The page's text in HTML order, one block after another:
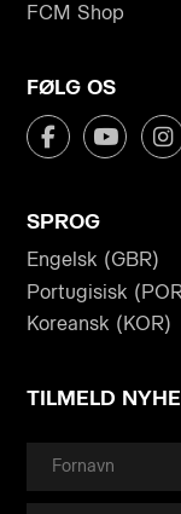
FCM Shop
FØLG OS
SPROG
Engelsk (GBR)
Portugisisk
Koreansk (KOR)
TILMELD